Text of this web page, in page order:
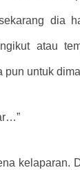
dia
atau
pun untuk
kelaparan.